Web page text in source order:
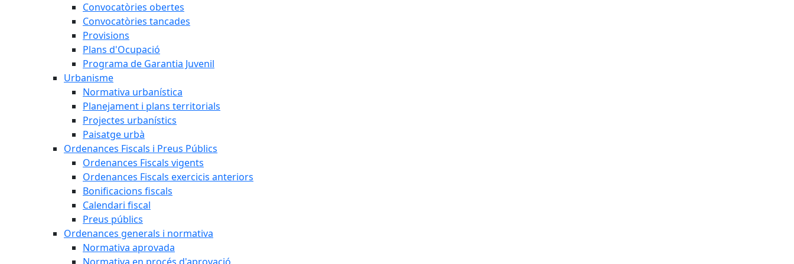
Convocatòries obertes
Convocatòries tancades
Provisions
Plans d'Ocupació
Programa de Garantia Juvenil
Urbanisme
Normativa urbanística
Planejament i plans territorials
Projectes urbanístics
Paisatge urbà
Ordenances Fiscals i Preus Públics
Ordenances Fiscals vigents
Ordenances Fiscals exercicis anteriors
Bonificacions fiscals
Calendari fiscal
Preus públics
Ordenances generals i normativa
Normativa aprovada